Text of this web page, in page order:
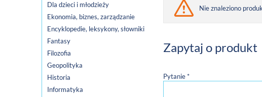
Dla dzieci i młodzieży
Ekonomia, biznes, zarządzanie
Encyklopedie, leksykony, słowniki
Fantasy
Filozofia
Geopolityka
Historia
Informatyka
Nie znaleziono
Zapytaj o produkt
Pytanie *